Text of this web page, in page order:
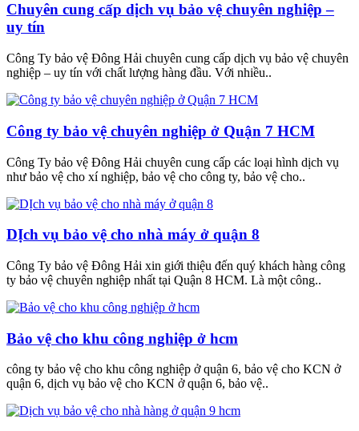
Chuyên cung cấp dịch vụ bảo vệ chuyên nghiệp –
uy tín
Công Ty bảo vệ Đông Hải chuyên cung cấp dịch vụ bảo vệ chuyên
nghiệp – uy tín với chất lượng hàng đầu. Với nhiều..
Công ty bảo vệ chuyên nghiệp ở Quận 7 HCM
Công Ty bảo vệ Đông Hải chuyên cung cấp các loại hình dịch vụ
như bảo vệ cho xí nghiệp, bảo vệ cho công ty, bảo vệ cho..
DỊch vụ bảo vệ cho nhà máy ở quận 8
Công Ty bảo vệ Đông Hải xin giới thiệu đến quý khách hàng công
ty bảo vệ chuyên nghiệp nhất tại Quận 8 HCM. Là một công..
Bảo vệ cho khu công nghiệp ở hcm
công ty bảo vệ cho khu công nghiệp ở quận 6, bảo vệ cho KCN ở
quận 6, dịch vụ bảo vệ cho KCN ở quận 6, bảo vệ..